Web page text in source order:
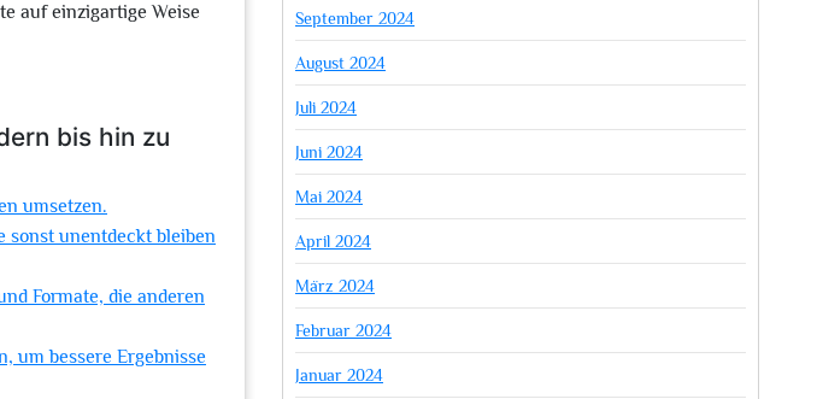
auf einzigartige Weise
bis hin zu
umsetzen.
sonst unentdeckt bleiben
Formate, die anderen
um bessere Ergebnisse
September 2024
August 2024
Juli 2024
Juni 2024
Mai 2024
April 2024
März 2024
Februar 2024
Januar 2024